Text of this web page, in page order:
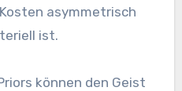
asymmetrisch
ist.
können den Geist